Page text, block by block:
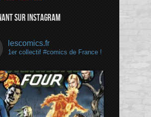
SUR INSTAGRAM
lescomics.fr
1er collectif #comics de France !